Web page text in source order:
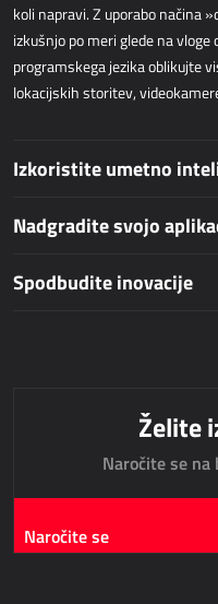
TERENSKO DELO
AllForFieldService
AllForFieldSales
AllForUtility Portal
Platforma Zdravniki
HRM - KADROVSKA SLUŽBA
koli napravi. Z uporabo načina
izkušnjo po meri glede na
programskega jezika oblikujte
lokacijskih storitev,
Izkoristite umetno
Nadgradite svojo
Spodbudite inovacije
Želite
Naročite se na
Naročite se